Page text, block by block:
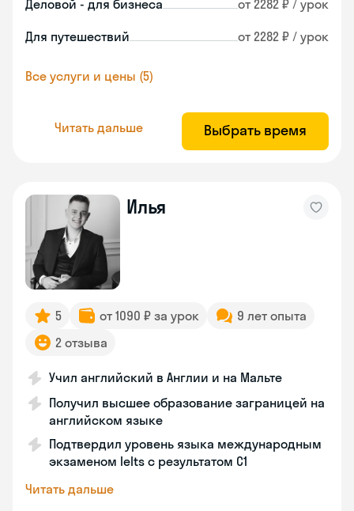
Деловой - для бизнеса от 2282 ₽ / урок
Для путешествий от 2282 ₽ / урок
Все услуги и цены (5)
Читать дальше Выбрать время
Илья
5 от 1090 ₽ за урок
9 лет опыта
2 отзыва
Учил английский в Англии и на Мальте
Получил высшее образование заграницей на
английском языке
Подтвердил уровень языка международным
экзаменом Ielts с результатом C1
Читать дальше